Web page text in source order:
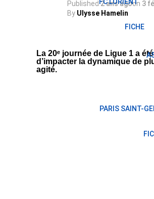
FICHE
PARIS SAINT-
Published 2 ans agoon 3
By Ulysse Hamelin
La 20ᵉ journée de Ligue 1 a
d’impacter la dynamique de
agité.